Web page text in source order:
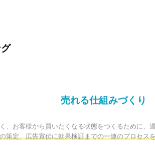
売れる仕組みづくり
、お客様から買いたくなる状態をつくるために
策定、広告宣伝に効果検証までの一連のプロセス